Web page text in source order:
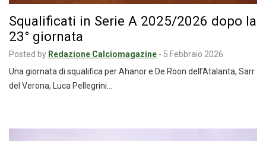
Squalificati in Serie A 2025/2026 dopo la
23° giornata
Posted by Redazione Calciomagazine - 5 Febbraio 2026
Una giornata di squalifica per Ahanor e De Roon dell’Atalanta, Sarr
del Verona, Luca Pellegrini…